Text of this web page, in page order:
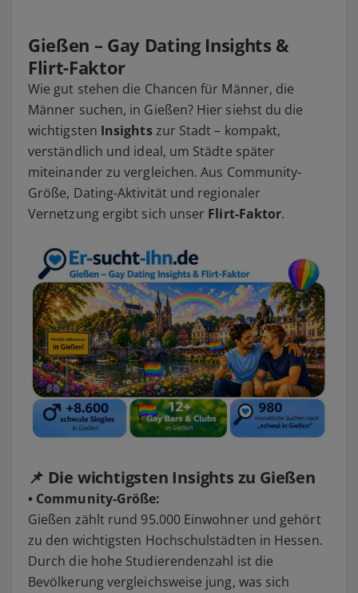
Gießen – Gay Dating Insights &
Flirt-Faktor
Wie gut stehen die Chancen für Männer, die
Männer suchen, in Gießen? Hier siehst du die
wichtigsten Insightszur Stadt – kompakt,
verständlich und ideal, um Städte später
miteinander zu vergleichen. Aus Community-
Größe, Dating-Aktivität und regionaler
Vernetzung ergibt sich unser Flirt-Faktor.
📌 Die wichtigsten Insights zu Gießen
• Community-Größe:
Gießen zählt rund 95.000 Einwohner und gehört
zu den wichtigsten Hochschulstädten in Hessen.
Durch die hohe Studierendenzahl ist die
Bevölkerung vergleichsweise jung, was sich